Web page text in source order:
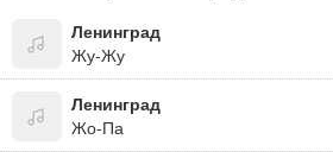
Ленинград
Жу-Жу
Ленинград
Жо-Па